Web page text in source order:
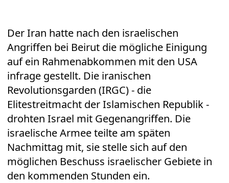
Der Iran hatte nach den israelischen
Angriffen bei Beirut die mögliche Einigung
auf ein Rahmenabkommen mit den USA
infrage gestellt. Die iranischen
Revolutionsgarden (IRGC) - die
Elitestreitmacht der Islamischen Republik -
drohten Israel mit Gegenangriffen. Die
israelische Armee teilte am späten
Nachmittag mit, sie stelle sich auf den
möglichen Beschuss israelischer Gebiete in
den kommenden Stunden ein.